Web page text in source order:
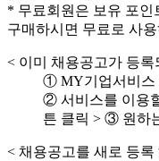
* 무료회원은 보유 포인
구매하시면 무료로 사
< 이미 채용공고가 등
① MY기업서비스
② 서비스를 이용
튼 클릭 > ③ 원하
< 채용공고를 새로 등록